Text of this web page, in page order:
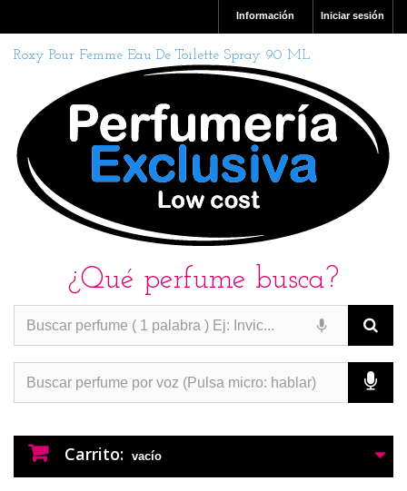
Iniciar sesión
Información
Roxy Pour Femme Eau De Toilette Spray 90 ML
¿Qué perfume busca?
Carrito: vacío